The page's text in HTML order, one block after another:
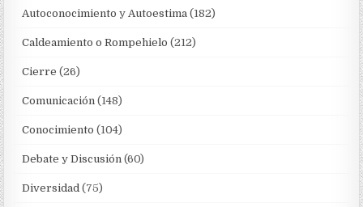
Autoconocimiento y Autoestima (182)
Caldeamiento o Rompehielo (212)
Cierre (26)
Comunicación (148)
Conocimiento (104)
Debate y Discusión (60)
Diversidad (75)